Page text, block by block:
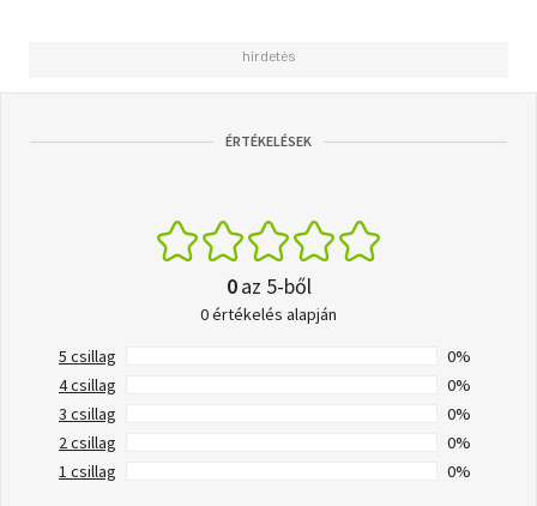
ÉRTÉKELÉSEK
0az 5-ből
0 értékelés alapján
5 csillag
0%
4 csillag
0%
3 csillag
0%
2 csillag
0%
1 csillag
0%